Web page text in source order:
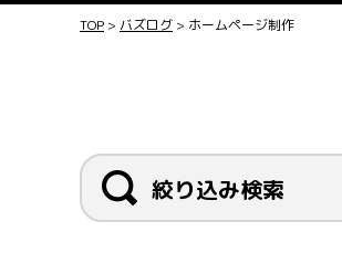
TOP > バズログ > ホームページ制作
絞り込み検索